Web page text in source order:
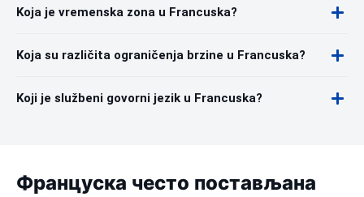
Koja je vremenska zona u Francuska?
Koja su različita ograničenja brzine u Francuska?
Koji je službeni govorni jezik u Francuska?
Француска често постављана